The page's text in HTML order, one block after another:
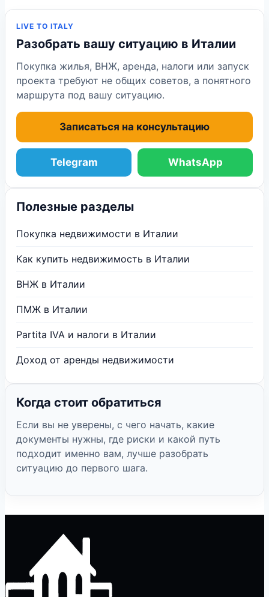
LIVE TO ITALY
Разобрать вашу ситуацию в Италии
Покупка жилья, ВНЖ, аренда, налоги или запуск
проекта требуют не общих советов, а понятного
маршрута под вашу ситуацию.
Записаться на консультацию
Telegram WhatsApp
Полезные разделы
Покупка недвижимости в Италии
Как купить недвижимость в Италии
ВНЖ в Италии
ПМЖ в Италии
Partita IVA и налоги в Италии
Доход от аренды недвижимости
Когда стоит обратиться
Если вы не уверены, с чего начать, какие
документы нужны, где риски и какой путь
подходит именно вам, лучше разобрать
ситуацию до первого шага.